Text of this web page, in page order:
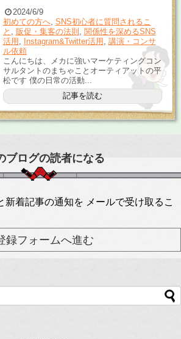
2024/6/9
初めての方へ, SNS初心者に質問されるこ
と
販促・集客の法則 関係性を深めるSNS
活用
Instagram&Twitter活用 講演・コンサ
ル依頼
こんにちは、メカに強いマーケティングコン
サルタントのまちゃことオーティアットの平
松です 僕の日常の活動...
記事を読む
ブログの読者になる
新着記事の通知を メールで受け取るこ